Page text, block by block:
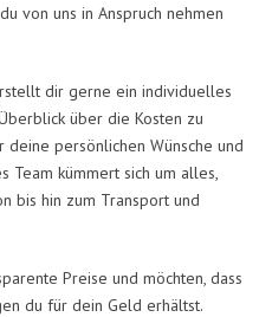
von uns in Anspruch nehmen
dir gerne ein individuelles
über die Kosten zu
persönlichen Wünsche und
Team kümmert sich um alles,
bis hin zum Transport und
Preise und möchten, dass
du für dein Geld erhältst.